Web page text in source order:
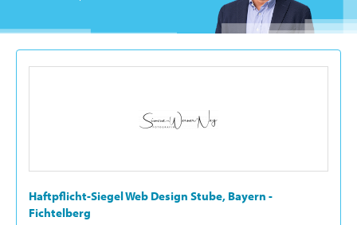
Haftpflicht-Siegel Web Design Stube, Bayern -
Fichtelberg